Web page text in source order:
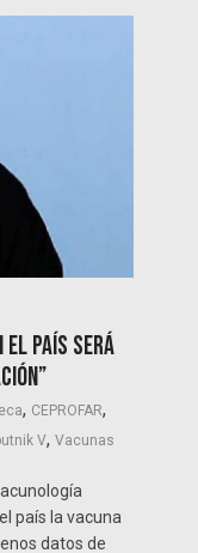
el país será
, CEPROFAR,
V,Vacunas
país la vacuna
datos de